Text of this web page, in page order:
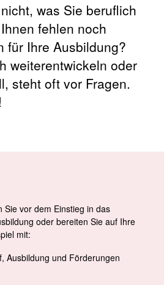
was Sie beruflich
fehlen noch
für Ihre Ausbildung?
weiterentwickeln oder
steht oft vor Fragen.
Sie vor dem Einstieg in das
oder bereiten Sie auf Ihre
mit:
Ausbildung und Förderungen